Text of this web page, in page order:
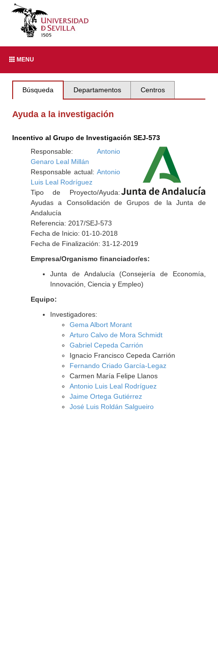
MENU
Búsqueda Departamentos Centros
Ayuda a la investigación
Incentivo al Grupo de Investigación SEJ-573
Responsable: Antonio
Genaro Leal Millán
Responsable actual: Antonio
Luis Leal Rodríguez
Tipo de Proyecto/Ayuda:
Ayudas a Consolidación de Grupos de la Junta de
Andalucía
Referencia: 2017/SEJ-573
Fecha de Inicio: 01-10-2018
Fecha de Finalización: 31-12-2019
Empresa/Organismo financiador/es:
Junta de Andalucía (Consejería de Economía,
Innovación, Ciencia y Empleo)
Equipo:
Investigadores:
Gema Albort Morant
Arturo Calvo de Mora Schmidt
Gabriel Cepeda Carrión
Ignacio Francisco Cepeda Carrión
Fernando Criado García-Legaz
Carmen María Felipe Llanos
Antonio Luis Leal Rodríguez
Jaime Ortega Gutiérrez
José Luis Roldán Salgueiro